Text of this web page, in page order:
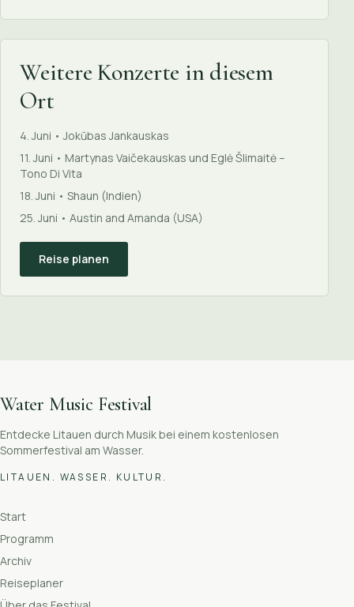
Weitere Konzerte in diesem
Ort
4. Juni • Jokūbas Jankauskas
11. Juni • Martynas Vaičekauskas und Eglė Šlimaitė –
Tono Di Vita
18. Juni • Shaun (Indien)
25. Juni • Austin and Amanda (USA)
Reise planen
Water Music Festival
Entdecke Litauen durch Musik bei einem kostenlosen
Sommerfestival am Wasser.
LITAUEN. WASSER. KULTUR.
Start
Programm
Archiv
Reiseplaner